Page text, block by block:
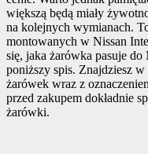
większą będą miały
na kolejnych wymianach.
montowanych w Nissan
się, jaka żarówka pasuje
poniższy spis. Znajdziesz
żarówek wraz z
przed zakupem dokładnie
żarówki.